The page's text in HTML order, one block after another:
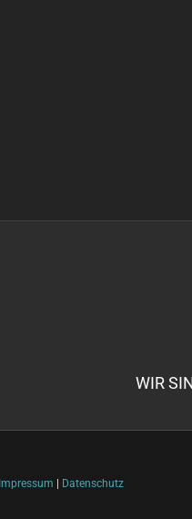
WIR
Impressum Datenschutz